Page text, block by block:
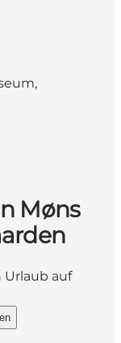
Møns
Urlaub auf
Møns
Møns Museum,